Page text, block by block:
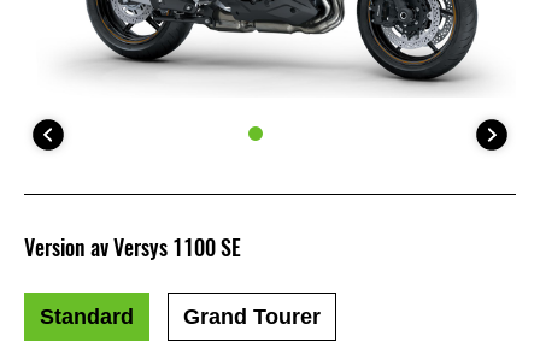
Version av Versys 1100 SE
Standard Grand Tourer